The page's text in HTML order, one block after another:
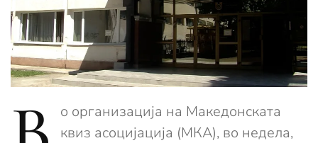
о организација на Македонската
квиз асоцијација (МКА), во недела,